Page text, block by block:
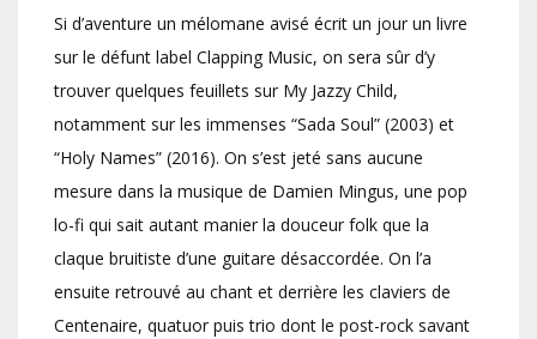
Si d’aventure un mélomane avisé écrit un jour un livre
sur le défunt label Clapping Music, on sera sûr d’y
trouver quelques feuillets sur My Jazzy Child,
notamment sur les immenses “Sada Soul” (2003) et
“Holy Names” (2016). On s’est jeté sans aucune
mesure dans la musique de Damien Mingus, une pop
lo-fi qui sait autant manier la douceur folk que la
claque bruitiste d’une guitare désaccordée. On l’a
ensuite retrouvé au chant et derrière les claviers de
Centenaire, quatuor puis trio dont le post-rock savant